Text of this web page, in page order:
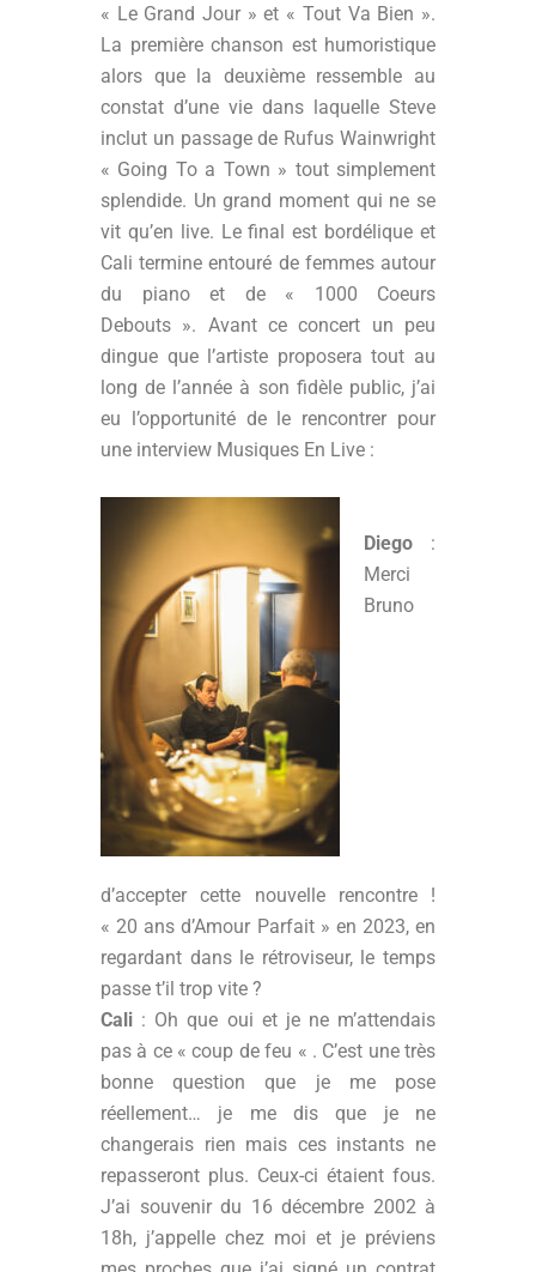
« Le Grand Jour » et « Tout Va Bien ».
La première chanson est humoristique
alors que la deuxième ressemble au
constat d’une vie dans laquelle Steve
inclut un passage de Rufus Wainwright
« Going To a Town » tout simplement
splendide. Un grand moment qui ne se
vit qu’en live. Le final est bordélique et
Cali termine entouré de femmes autour
du piano et de « 1000 Coeurs
Debouts ». Avant ce concert un peu
dingue que l’artiste proposera tout au
long de l’année à son fidèle public, j’ai
eu l’opportunité de le rencontrer pour
une interview Musiques En Live :
Diego :
Merci
Bruno
d’accepter cette nouvelle rencontre !
« 20 ans d’Amour Parfait » en 2023, en
regardant dans le rétroviseur, le temps
passe t’il trop vite ?
Cali : Oh que oui et je ne m’attendais
pas à ce « coup de feu « . C’est une très
bonne question que je me pose
réellement… je me dis que je ne
changerais rien mais ces instants ne
repasseront plus. Ceux-ci étaient fous.
J’ai souvenir du 16 décembre 2002 à
18h, j’appelle chez moi et je préviens